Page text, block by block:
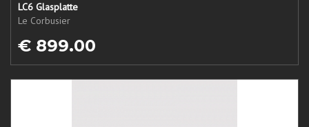
LC6 Glasplatte
Le Corbusier
€ 899.00